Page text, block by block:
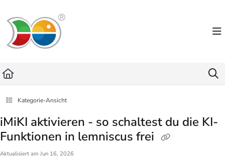
Fetch the complete documentation index at:
Use this file to discover all available pages before exploring further.
Kategorie-Ansicht
iMiKI aktivieren - so schaltest du die KI-
Funktionen in lemniscus frei
Aktualisiert am Jun 16, 2026